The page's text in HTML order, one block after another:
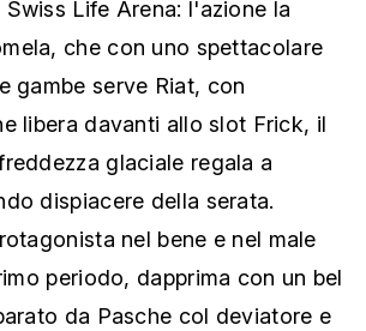
Life Arena: l'azione la
che con uno spettacolare
gambe serve Riat, con
libera davanti allo slot Frick, il
glaciale regala a
dispiacere della serata.
nel bene e nel male
periodo, dapprima con un bel
da Pasche col deviatore e